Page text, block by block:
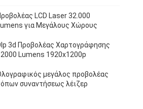
LCD Laser 32.000
για Μεγάλους Χώρους
3d Προβολέας Χαρτογράφησης
Lumens 1920x1200p
μεγάλος προβολέας
συναντήσεως λέιζερ